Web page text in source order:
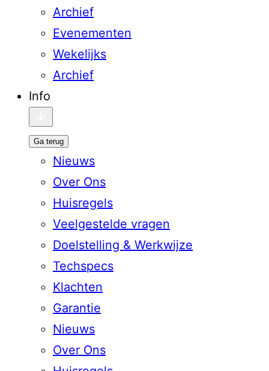
Archief
Evenementen
Wekelijks
Archief
Info
Ga terug
Nieuws
Over Ons
Huisregels
Veelgestelde vragen
Doelstelling & Werkwijze
Techspecs
Klachten
Garantie
Nieuws
Over Ons